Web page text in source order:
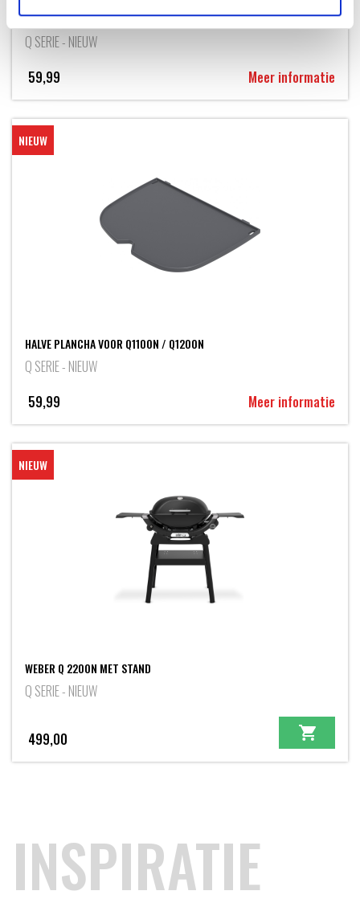
/Q2800N+
Q SERIE - NIEUW
59,99
Meer informatie
NIEUW
HALVE PLANCHA VOOR Q1100N / Q1200N
Q SERIE - NIEUW
59,99
Meer informatie
NIEUW
WEBER Q 2200N MET STAND
Q SERIE - NIEUW
499,00
INSPIRATIE